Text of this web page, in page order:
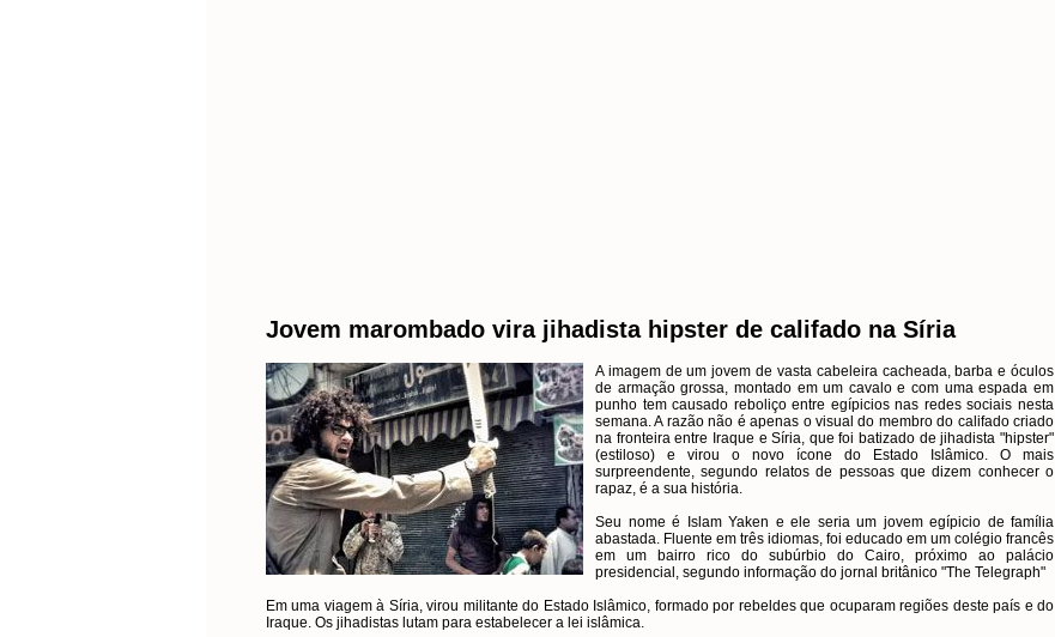
Jovem marombado vira jihadista hipster de califado na Síria
A imagem de um jovem de vasta cabeleira cacheada, barba e óculos
de armação grossa, montado em um cavalo e com uma espada em
punho tem causado reboliço entre egípicios nas redes sociais nesta
semana. A razão não é apenas o visual do membro do califado criado
na fronteira entre Iraque e Síria, que foi batizado de jihadista "hipster"
(estiloso) e virou o novo ícone do Estado Islâmico. O mais
surpreendente, segundo relatos de pessoas que dizem conhecer o
rapaz, é a sua história.
Seu nome é Islam Yaken e ele seria um jovem egípicio de família
abastada. Fluente em três idiomas, foi educado em um colégio francês
em um bairro rico do subúrbio do Cairo, próximo ao palácio
presidencial, segundo informação do jornal britânico "The Telegraph"
Em uma viagem à Síria, virou militante do Estado Islâmico, formado por rebeldes que ocuparam regiões deste país e do
Iraque. Os jihadistas lutam para estabelecer a lei islâmica.